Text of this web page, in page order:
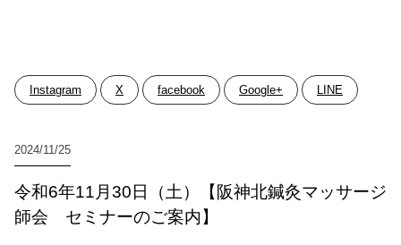
Instagram X facebook Google+ LINE
2024/11/25
令和6年11月30日（土）【阪神北鍼灸マッサージ
師会 セミナーのご案内】